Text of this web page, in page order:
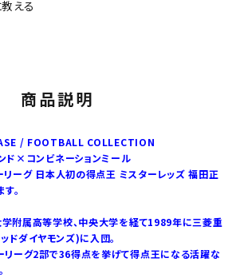
える
商品説明
/ FOOTBALL COLLECTION
ド×コンビネーションミール
ーグ 日本人初の得点王 ミスターレッズ 福田正
。
附属高等学校、中央大学を経て1989年に三菱重
ドダイヤモンズ)に入団。
リーグ2部で36得点を挙げて得点王になる活躍な